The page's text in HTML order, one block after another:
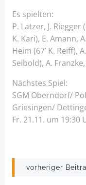
Es spielten:
P. Latzer, J. Riegger
K. Kari), E. Amann,
Heim (67’ K. Reiff),
Seibold), A.
Nächstes Spiel:
SGM Oberndorf/
Griesingen/
Fr. 21.11. um 19:30
Post
vorheriger